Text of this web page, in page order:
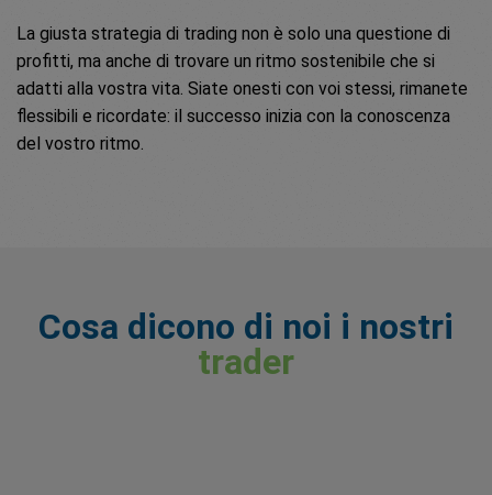
La giusta strategia di trading non è solo una questione di
profitti, ma anche di trovare un ritmo sostenibile che si
adatti alla vostra vita. Siate onesti con voi stessi, rimanete
flessibili e ricordate: il successo inizia con la conoscenza
del vostro ritmo.
Cosa dicono di noi i nostri
trader